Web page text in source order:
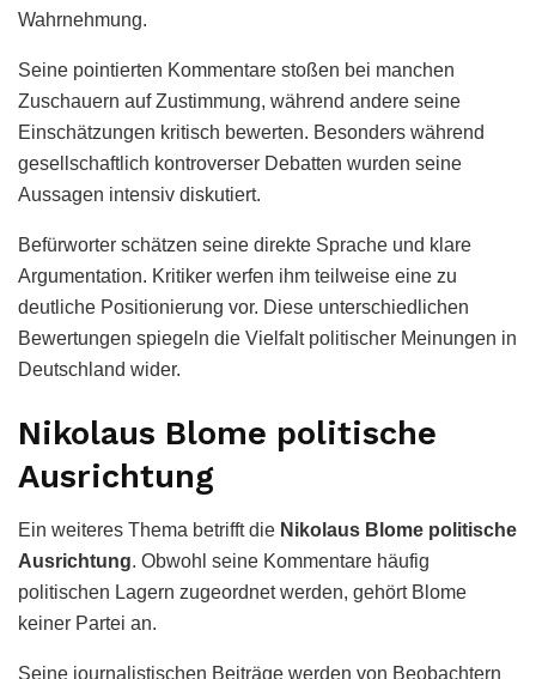
Wahrnehmung.
Seine pointierten Kommentare stoßen bei manchen
Zuschauern auf Zustimmung, während andere seine
Einschätzungen kritisch bewerten. Besonders während
gesellschaftlich kontroverser Debatten wurden seine
Aussagen intensiv diskutiert.
Befürworter schätzen seine direkte Sprache und klare
Argumentation. Kritiker werfen ihm teilweise eine zu
deutliche Positionierung vor. Diese unterschiedlichen
Bewertungen spiegeln die Vielfalt politischer Meinungen in
Deutschland wider.
Nikolaus Blome politische
Ausrichtung
Ein weiteres Thema betrifft die Nikolaus Blome politische
Ausrichtung. Obwohl seine Kommentare häufig
politischen Lagern zugeordnet werden, gehört Blome
keiner Partei an.
Seine journalistischen Beiträge werden von Beobachtern